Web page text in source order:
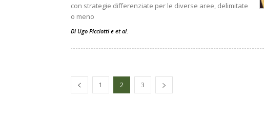
con strategie differenziate per le diverse aree, delimitate
o meno
Di Ugo Picciotti e et al.
1 2 3